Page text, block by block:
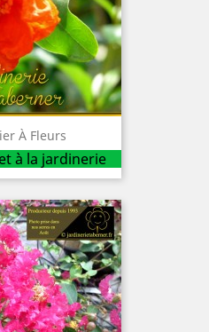
À Fleurs
à la jardinerie